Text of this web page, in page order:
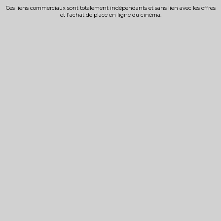
Ces liens commerciaux sont totalement indépendants et sans lien avec les offres
et l'achat de place en ligne du cinéma.